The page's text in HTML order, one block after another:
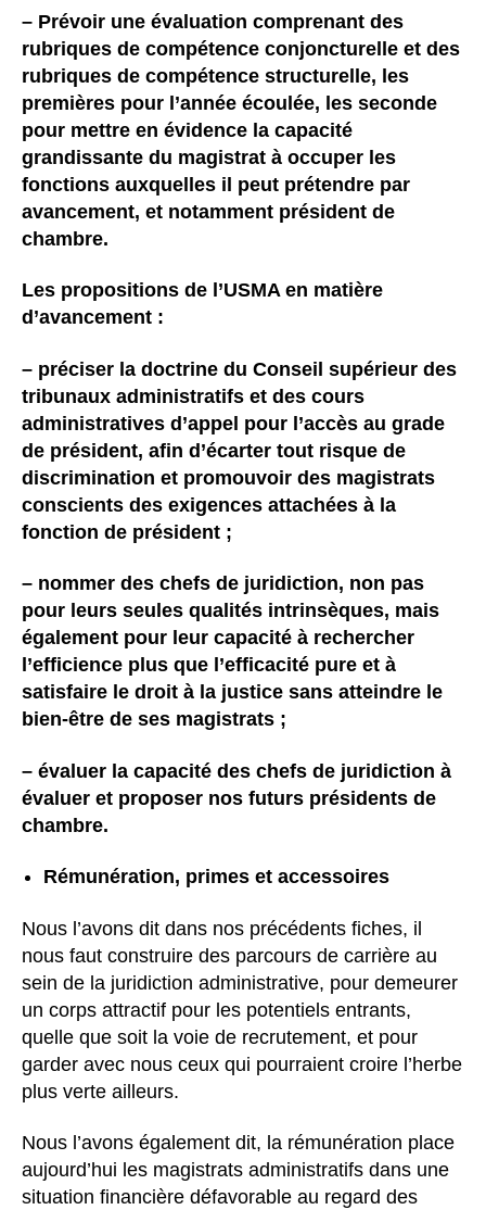
– Prévoir une évaluation comprenant des
rubriques de compétence conjoncturelle et des
rubriques de compétence structurelle, les
premières pour l’année écoulée, les seconde
pour mettre en évidence la capacité
grandissante du magistrat à occuper les
fonctions auxquelles il peut prétendre par
avancement, et notamment président de
chambre.
Les propositions de l’USMA en matière
d’avancement :
– préciser la doctrine du Conseil supérieur des
tribunaux administratifs et des cours
administratives d’appel pour l’accès au grade
de président, afin d’écarter tout risque de
discrimination et promouvoir des magistrats
conscients des exigences attachées à la
fonction de président ;
– nommer des chefs de juridiction, non pas
pour leurs seules qualités intrinsèques, mais
également pour leur capacité à rechercher
l’efficience plus que l’efficacité pure et à
satisfaire le droit à la justice sans atteindre le
bien-être de ses magistrats ;
– évaluer la capacité des chefs de juridiction à
évaluer et proposer nos futurs présidents de
chambre.
Rémunération, primes et accessoires
Nous l’avons dit dans nos précédents fiches, il
nous faut construire des parcours de carrière au
sein de la juridiction administrative, pour demeurer
un corps attractif pour les potentiels entrants,
quelle que soit la voie de recrutement, et pour
garder avec nous ceux qui pourraient croire l’herbe
plus verte ailleurs.
Nous l’avons également dit, la rémunération place
aujourd’hui les magistrats administratifs dans une
situation financière défavorable au regard des